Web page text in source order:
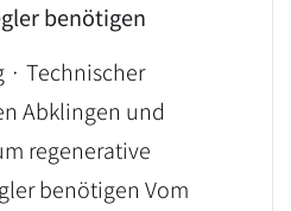
benötigen
· Technischer
Abklingen und
regenerative
benötigen Vom